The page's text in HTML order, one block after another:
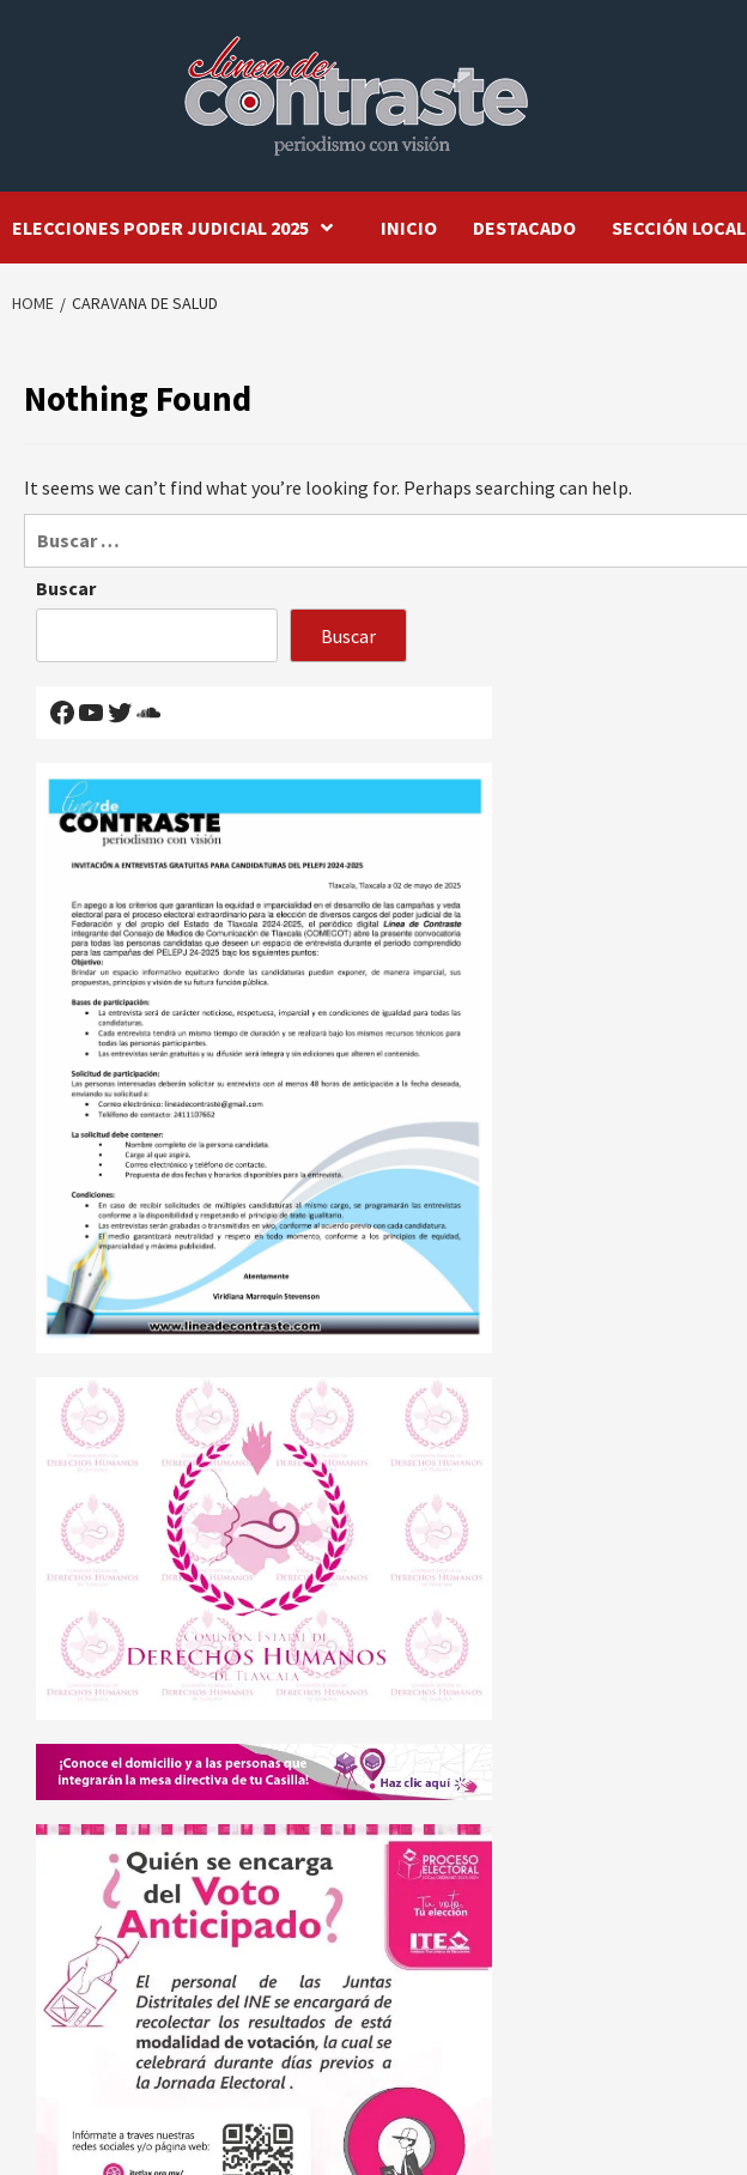
ELECCIONES PODER JUDICIAL 2025 INICIO DESTACADO SECCIÓN LOCAL
HOME CARAVANA DE SALUD
Nothing Found
It seems we can’t find what you’re looking for. Perhaps searching can help.
Buscar
Buscar
Facebook
YouTube
Twitter
SoundCloud